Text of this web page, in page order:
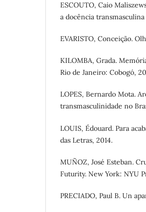
ESCOUTO, Caio
a docência
EVARISTO, Conceição.
KILOMBA, Grada.
Rio de Janeiro: Cobogó,
LOPES, Bernardo Mota.
transmasculinidade no
LOUIS, Édouard. Para
das Letras, 2014.
MUÑOZ, José Esteban.
Futurity. New York: NYU
PRECIADO, Paul B. Un